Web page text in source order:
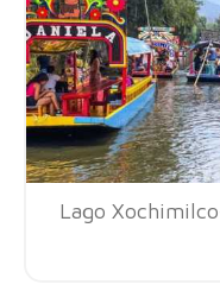
Lago